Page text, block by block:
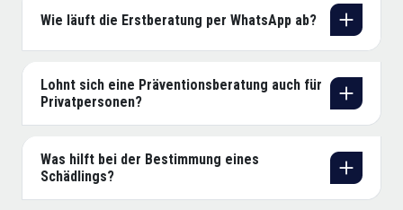
Wie läuft die Erstberatung per WhatsApp ab?
Lohnt sich eine Präventionsberatung auch für
Privatpersonen?
Was hilft bei der Bestimmung eines
Schädlings?